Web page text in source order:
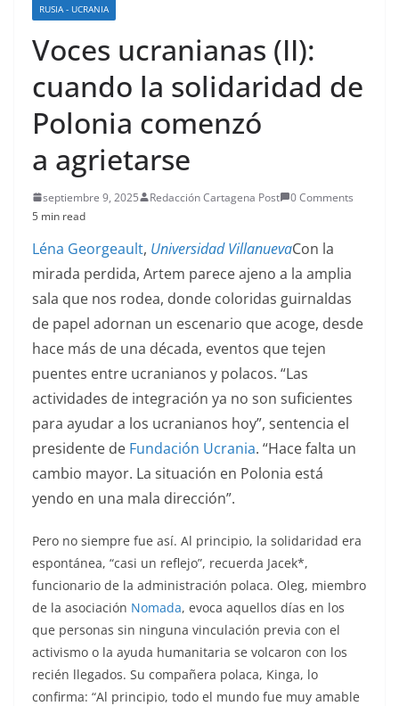
RUSIA - UCRANIA
Voces ucranianas (II):
cuando la solidaridad de
Polonia comenzó
a agrietarse
septiembre 9, 2025 Redacción Cartagena Post
0 Comments
5 min read
Léna Georgeault, Universidad VillanuevaCon la
mirada perdida, Artem parece ajeno a la amplia
sala que nos rodea, donde coloridas guirnaldas
de papel adornan un escenario que acoge, desde
hace más de una década, eventos que tejen
puentes entre ucranianos y polacos. “Las
actividades de integración ya no son suficientes
para ayudar a los ucranianos hoy”, sentencia el
presidente de Fundación Ucrania. “Hace falta un
cambio mayor. La situación en Polonia está
yendo en una mala dirección”.
Pero no siempre fue así. Al principio, la solidaridad era
espontánea, “casi un reflejo”, recuerda Jacek*,
funcionario de la administración polaca. Oleg, miembro
de la asociación Nomada, evoca aquellos días en los
que personas sin ninguna vinculación previa con el
activismo o la ayuda humanitaria se volcaron con los
recién llegados. Su compañera polaca, Kinga, lo
confirma: “Al principio, todo el mundo fue muy amable